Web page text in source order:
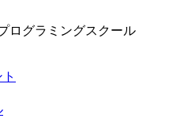
ログラミングスクール